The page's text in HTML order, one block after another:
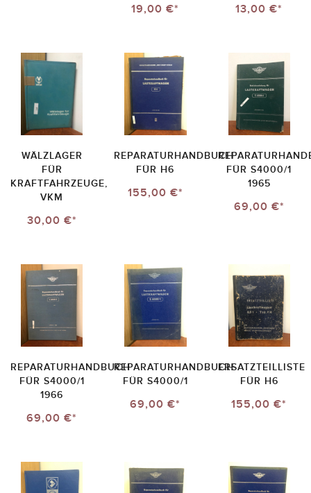
19,00 €*
13,00 €*
WÄLZLAGER
FÜR
KRAFTFAHRZEUGE,
VKM
30,00 €*
REPARATURHANDBUCH
FÜR H6
155,00 €*
FÜR S4000/1
1965
69,00 €*
REPARATURHANDBUCH
FÜR S4000/1
1966
69,00 €*
REPARATURHANDBUCH
FÜR S4000/1
69,00 €*
ERSATZTEILLISTE
FÜR H6
155,00 €*